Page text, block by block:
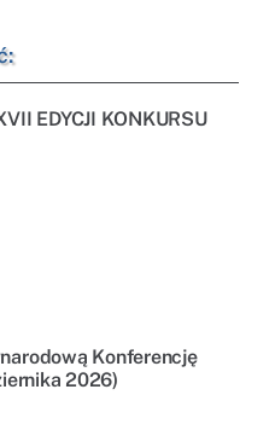
EDYCJI KONKURSU
Konferencję
2026)